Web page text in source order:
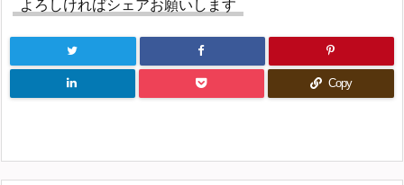
よろしければシェアお願いします
Copy